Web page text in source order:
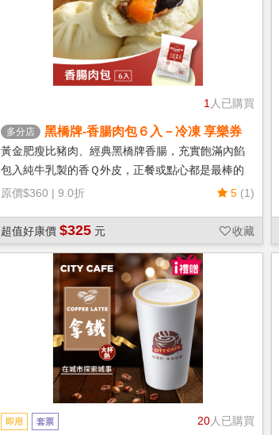
1 人已購買
多分店 黑橋牌-香腸肉包６入－冷凍 享樂券
黃金肥瘦比豬肉、經典黑橋牌香腸，充實飽滿內餡
包入純牛乳製的香Ｑ外皮，正餐或點心都是最棒的
選擇！
原價$360 | 9.0折 5 (1)
超值好康價 $325 元 收藏
20人已購買
即用 套票